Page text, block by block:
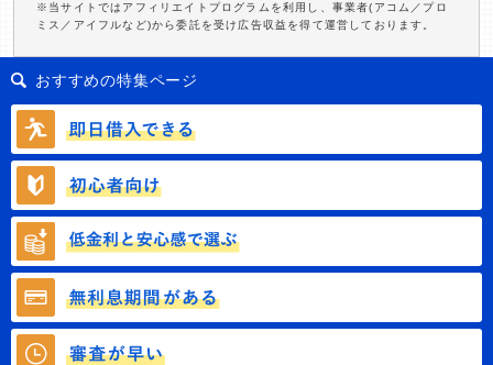
※当サイトではアフィリエイトプログラムを利用し、事業者(アコム／プロ
ミス／アイフルなど)から委託を受け広告収益を得て運営しております。
おすすめの特集ページ